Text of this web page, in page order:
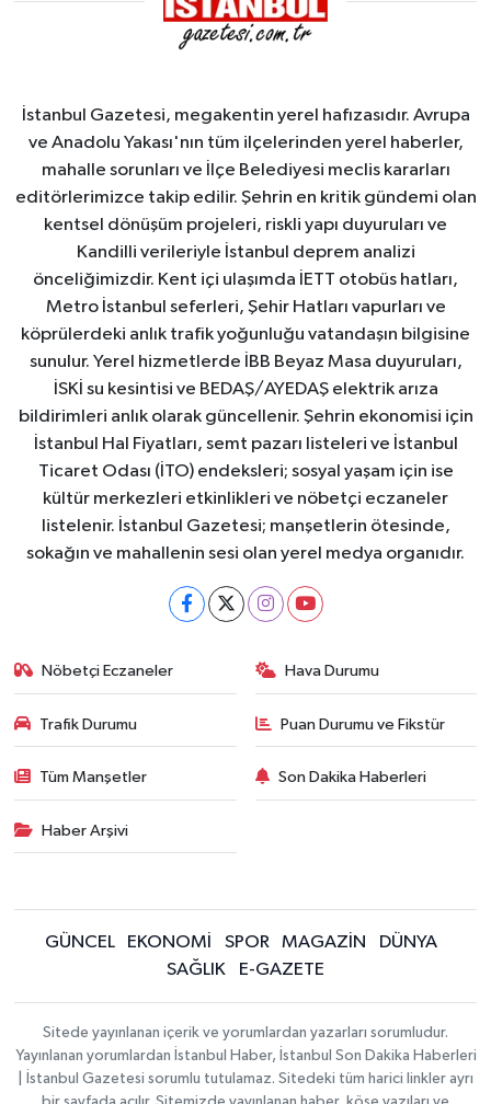
İstanbul Gazetesi, megakentin yerel hafızasıdır. Avrupa
ve Anadolu Yakası'nın tüm ilçelerinden yerel haberler,
mahalle sorunları ve İlçe Belediyesi meclis kararları
editörlerimizce takip edilir. Şehrin en kritik gündemi olan
kentsel dönüşüm projeleri, riskli yapı duyuruları ve
Kandilli verileriyle İstanbul deprem analizi
önceliğimizdir. Kent içi ulaşımda İETT otobüs hatları,
Metro İstanbul seferleri, Şehir Hatları vapurları ve
köprülerdeki anlık trafik yoğunluğu vatandaşın bilgisine
sunulur. Yerel hizmetlerde İBB Beyaz Masa duyuruları,
İSKİ su kesintisi ve BEDAŞ/AYEDAŞ elektrik arıza
bildirimleri anlık olarak güncellenir. Şehrin ekonomisi için
İstanbul Hal Fiyatları, semt pazarı listeleri ve İstanbul
Ticaret Odası (İTO) endeksleri; sosyal yaşam için ise
kültür merkezleri etkinlikleri ve nöbetçi eczaneler
listelenir. İstanbul Gazetesi; manşetlerin ötesinde,
sokağın ve mahallenin sesi olan yerel medya organıdır.
Nöbetçi Eczaneler Hava Durumu
Trafik Durumu Puan Durumu ve Fikstür
Tüm Manşetler Son Dakika Haberleri
Haber Arşivi
GÜNCEL EKONOMİ SPOR MAGAZİN
DÜNYA
SAĞLIK
E-GAZETE
Sitede yayınlanan içerik ve yorumlardan yazarları sorumludur.
Yayınlanan yorumlardan İstanbul Haber, İstanbul Son Dakika Haberleri
| İstanbul Gazetesi sorumlu tutulamaz. Sitedeki tüm harici linkler ayrı